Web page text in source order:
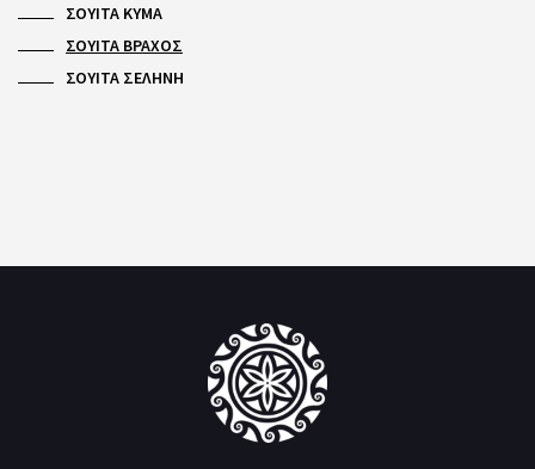
ΣΟΥΙΤΑ ΚΥΜΑ
ΣΟΥΙΤΑ ΒΡΑΧΟΣ
ΣΟΥΙΤΑ ΣΕΛΗΝΗ